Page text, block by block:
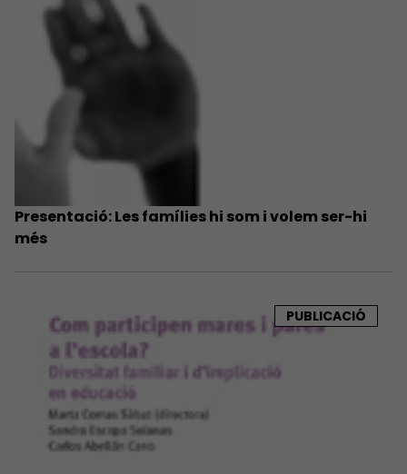
Presentació: Les famílies hi som i volem ser-hi
més
PUBLICACIÓ